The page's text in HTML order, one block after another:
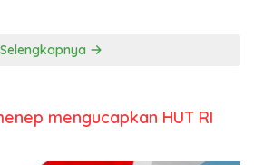
Selengkapnya
mengucapkan HUT RI